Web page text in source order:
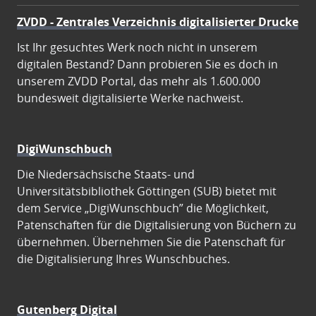
ZVDD - Zentrales Verzeichnis digitalisierter Drucke
Ist Ihr gesuchtes Werk noch nicht in unserem
digitalen Bestand? Dann probieren Sie es doch in
unserem ZVDD Portal, das mehr als 1.600.000
bundesweit digitalisierte Werke nachweist.
DigiWunschbuch
Die Niedersächsische Staats- und
Universitätsbibliothek Göttingen (SUB) bietet mit
dem Service „DigiWunschbuch” die Möglichkeit,
Patenschaften für die Digitalisierung von Büchern zu
übernehmen. Übernehmen Sie die Patenschaft für
die Digitalisierung Ihres Wunschbuches.
Gutenberg Digital